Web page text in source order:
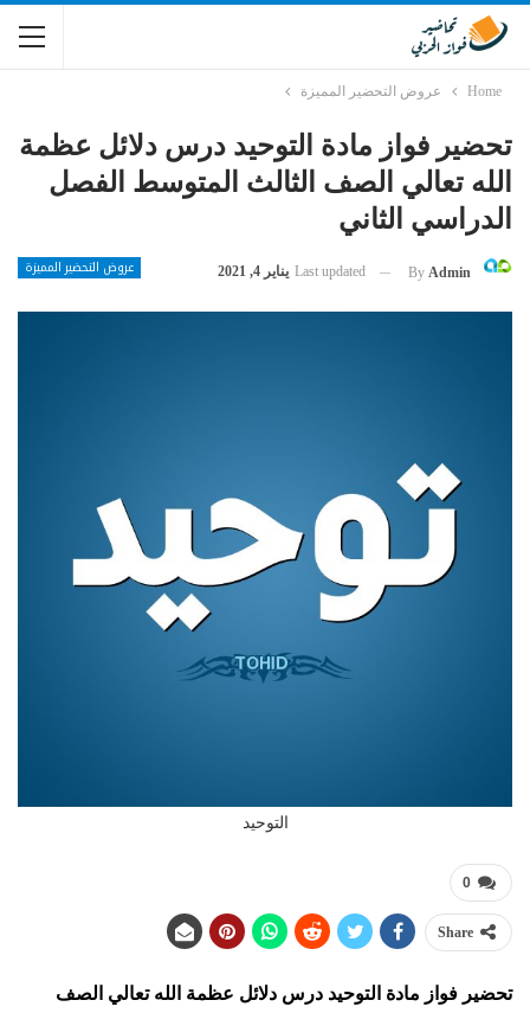
Home عروض التحضير المميزة
تحضير فواز مادة التوحيد درس دلائل عظمة
الله تعالي الصف الثالث المتوسط الفصل
الدراسي الثاني
عروض التحضير المميزة By Admin
Last updated يناير 4, 2021
التوحيد
0
Share
تحضير فواز مادة التوحيد درس دلائل عظمة الله تعالي الصف